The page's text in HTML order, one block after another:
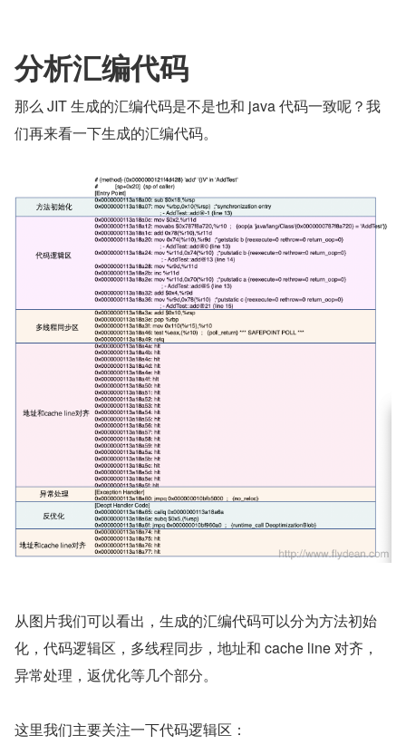
分析汇编代码
那么 JIT 生成的汇编代码是不是也和 java 代码一致呢？我
们再来看一下生成的汇编代码。
从图片我们可以看出，生成的汇编代码可以分为方法初始
化，代码逻辑区，多线程同步，地址和 cache line 对齐，
异常处理，返优化等几个部分。
这里我们主要关注一下代码逻辑区：